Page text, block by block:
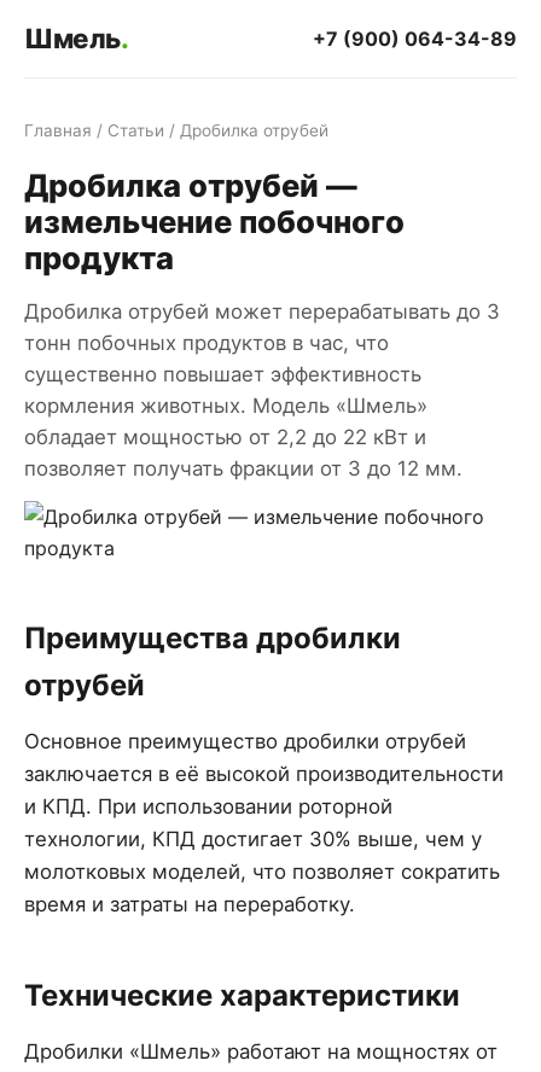
Шмель. +7 (900) 064-34-89
Главная / Статьи / Дробилка отрубей
Дробилка отрубей —
измельчение побочного
продукта
Дробилка отрубей может перерабатывать до 3
тонн побочных продуктов в час, что
существенно повышает эффективность
кормления животных. Модель «Шмель»
обладает мощностью от 2,2 до 22 кВт и
позволяет получать фракции от 3 до 12 мм.
Преимущества дробилки
отрубей
Основное преимущество дробилки отрубей
заключается в её высокой производительности
и КПД. При использовании роторной
технологии, КПД достигает 30% выше, чем у
молотковых моделей, что позволяет сократить
время и затраты на переработку.
Технические характеристики
Дробилки «Шмель» работают на мощностях от